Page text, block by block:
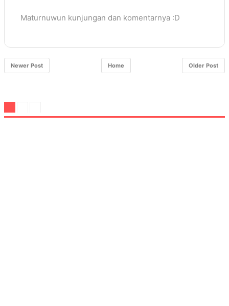
Maturnuwun kunjungan dan komentarnya :D
Newer Post Older Post
Home